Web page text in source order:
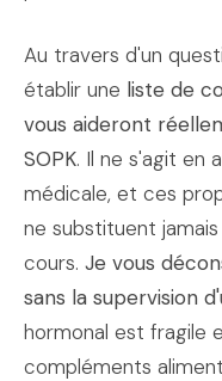
Au travers d'un
établir une liste de
vous aideront
SOPK. Il ne s'agit en
médicale, et ces
ne substituent
cours. Je vous
sans la supervision
hormonal est fragile
compléments